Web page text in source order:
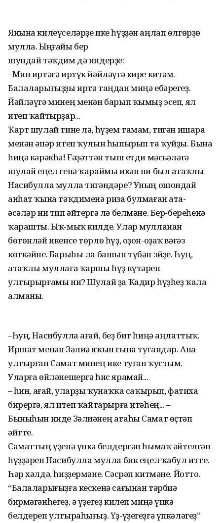
Янына килеүселәрҙе ике һүҙҙән аңлап өлгөрҙө
мулла. Ыңғайы бер
шундай тәҡдим дә индерҙе:
–Мин иртәгә иртүк йәйләүгә кире китәм.
Балаларығыҙҙы иртә таңдан миңә ебәрегеҙ.
Йәйләүгә минең менән барып ҡымыҙ эсеп, ял
итеп ҡайтырҙар...
Ҡарт шулай тине лә, һүҙем тамам, тигән ишара
менән әпәр итеп ҡулын һыпырып та ҡуйҙы. Бына
һиңә кәрәкһә! Ғәҙәттән тыш етди мәсьәләгә
шулай еңел генә ҡараймы икән ни был атаҡлы
Насибулла мулла тигәндәре? Уның ошондай
анһат ҡына тәҡдименә риза булмаған ата-
әсәләр ни тип әйтергә лә белмәне. Бер-береһенә
ҡарашты. Ыҡ-мыҡ килде. Улар мулланан
бөтөнләй икенсе төрлө һүҙ, оҙон-оҙаҡ вәғәз
көткәйне. Барыһы ла башын түбән эйҙе. Һуң,
атаҡлы муллаға ҡаршы һүҙ күтәреп
ултырырғамы ни? Шулай ҙа Ҡадир һүҙһеҙ ҡала
алманы.
–Һуң, Насибулла ағай, беҙ бит һиңә аңлаттыҡ.
Иршат менән Зәлиә яҡын ғына туғандар. Ана
ултырған Самат минең ике туған ҡустым.
Уларға өйләнешергә һис ярамай...
–Ә һин, ағай, уларҙы ҡунаҡҡа саҡырып, фатиха
бирергә, ял итеп ҡайтарырға итәһең... –
Быныһын инде Зәлиәнең атаһы Самат өҫтәп
әйтте.
Саматтың үҙенә үпкә белдергән һымаҡ әйтелгән
һүҙҙәрен Насибулла мулла бик еңел ҡабул итте.
Һәр хәлдә, һиҙҙермәне. Сәсрәп китмәне. Йотто.
“Балаларығыҙға кескенә сағынан тәрбиә
бирмәгәнһегеҙ, ә үҙегеҙ килеп миңә үпкә
белдереп ултыраһығыҙ. Үҙ-үҙегеҙгә үпкәләгеҙ”